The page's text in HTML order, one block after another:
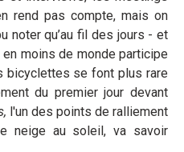
rend pas compte, mais on
noter qu’au fil des jours - et
moins de monde participe
bicyclettes se font plus rare
du premier jour devant
l'un des points de ralliement
neige au soleil, va savoir